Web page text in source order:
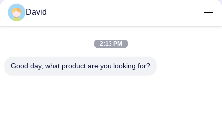
Αμίαντου Ελεύθερο Υφαντό Υλικό Επένδυσης Φρένων σε
Ρολό για Τρακτέρ, Γερανούς, Ανυψωτικά Μηχανήματα και
Ανελκυστήρες σε Εργοστάσια Ζάχαρης
Ελαστικός ανεμοθρεπτήρας ανεμοθρεπτήρα υφασμένο ρολό
επένδυσης φρένων για μηχανή γεώτρησης πετρελαίου
David
2:13 PM
Good day, what product are you looking for?